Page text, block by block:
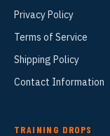
Privacy Policy
Terms of Service
Shipping Policy
Contact Information
TRAINING DROPS